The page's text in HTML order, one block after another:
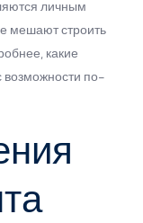
личным
мешают строить
какие
возможности по-